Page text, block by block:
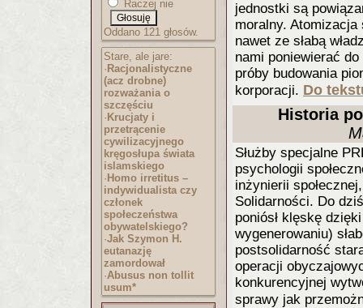
Raczej nie
Oddano 121 głosów.
Stare, ale jare:
· Racjonalistyczne
(acz drobne)
rozważania o
szczęściu
· Krucjaty i
przetrącenie
cywilizacyjnego
kręgosłupa świata
islamskiego
· Homo irretitus –
indywidualista czy
członek
społeczeństwa
obywatelskiego?
·Jak Szymon H.
eutanazję
zamordował
·Abusus non tollit
usum*
jednostki są
moralny.
nawet ze słabą
nami poniewierać
próby budowania
korporacji. Do
Historia
Służby specjalne
psychologii
inżynierii
Solidarności. Do
poniósł klęskę
wygenerowaniu)
postsolidarność
operacji
konkurencyjnej
sprawy jak